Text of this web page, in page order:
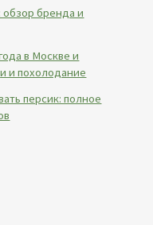
обзор бренда и
в Москве и
и похолодание
персик: полное